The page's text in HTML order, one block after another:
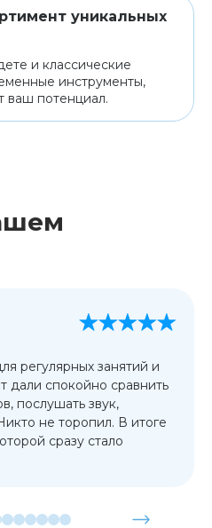
уникальных
и классические
инструменты,
ваш потенциал.
регулярных занятий и
дали спокойно сравнить
послушать звук,
не торопил. В итоге
сразу стало